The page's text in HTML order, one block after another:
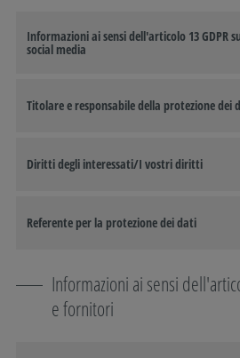
Informazioni ai sensi dell'articolo 13 GDPR
social media
Titolare e responsabile della protezione dei
Diritti degli interessati/I vostri diritti
Referente per la protezione dei dati
Informazioni ai sensi
e fornitori